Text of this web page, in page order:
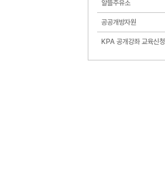
알뜰주유소
공공개방자원
KPA 공개강좌 교육신청